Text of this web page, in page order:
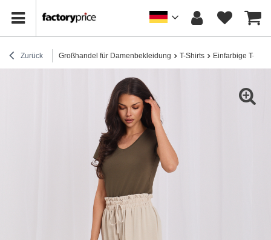
Zurück Großhandel für Damenbekleidung T-Shirts Einfarbige T-